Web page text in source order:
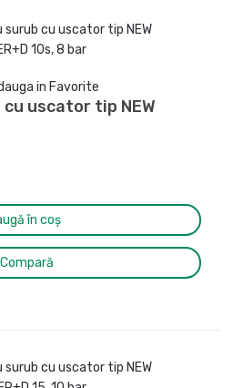
in Favorite
uscator tip NEW
în coș
Compară